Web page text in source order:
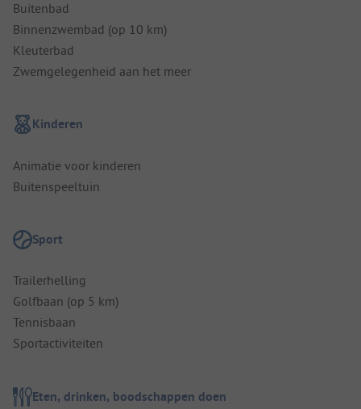
Buitenbad
Binnenzwembad (op 10 km)
Kleuterbad
Zwemgelegenheid aan het meer
Kinderen
Animatie voor kinderen
Buitenspeeltuin
Sport
Trailerhelling
Golfbaan (op 5 km)
Tennisbaan
Sportactiviteiten
Eten, drinken, boodschappen doen